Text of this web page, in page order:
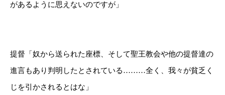
があるように思えないのですが」
提督「奴から送られた座標、そして聖王教会や他の提督達の
進言もあり判明したとされている………全く、我々が貧乏く
じを引かされるとはな」